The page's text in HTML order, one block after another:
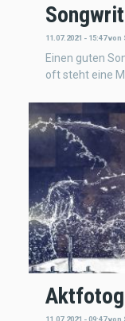
11.07.2021 - 15:47von
Einen guten
oft steht eine
11.07.2021 - 09:47von